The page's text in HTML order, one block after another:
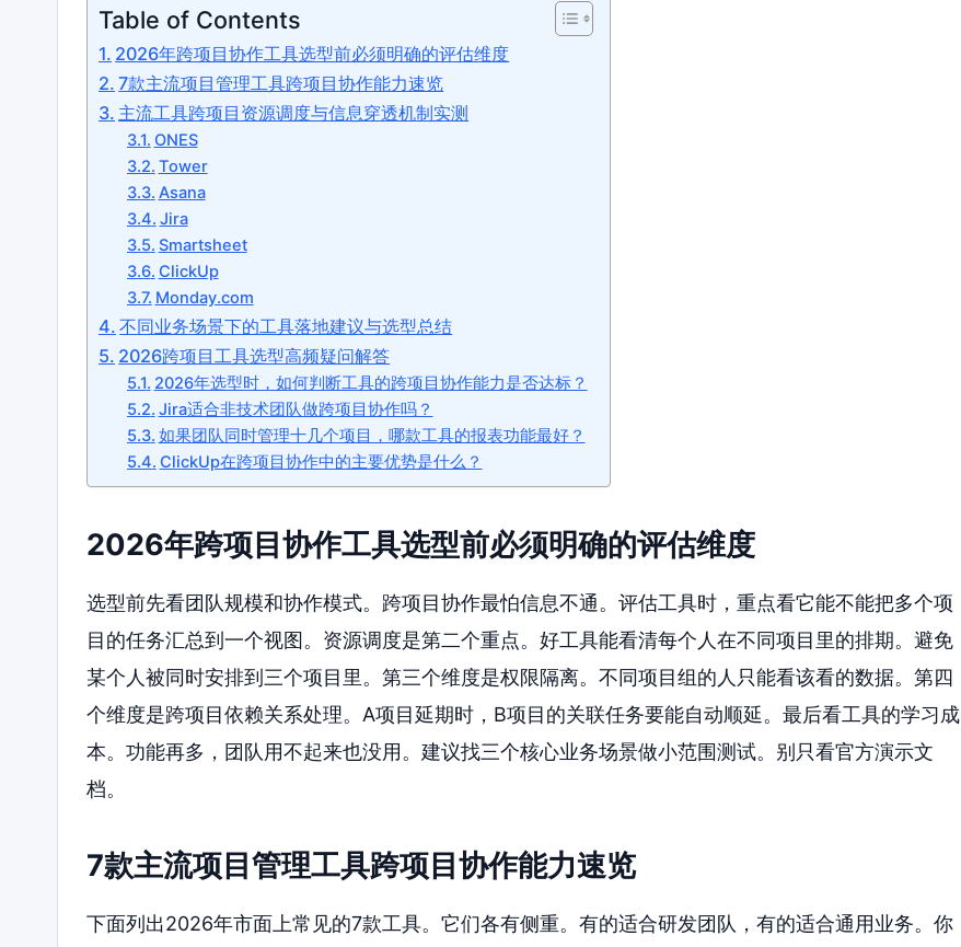
Table of Contents
2026年跨项目协作工具选型前必须明确的评估维度
7款主流项目管理工具跨项目协作能力速览
主流工具跨项目资源调度与信息穿透机制实测
ONES
Tower
Asana
Jira
Smartsheet
ClickUp
Monday.com
不同业务场景下的工具落地建议与选型总结
2026跨项目工具选型高频疑问解答
2026年选型时，如何判断工具的跨项目协作能力是否达标？
Jira适合非技术团队做跨项目协作吗？
如果团队同时管理十几个项目，哪款工具的报表功能最好？
ClickUp在跨项目协作中的主要优势是什么？
2026年跨项目协作工具选型前必须明确的评估维度
选型前先看团队规模和协作模式。跨项目协作最怕信息不通。评估工具时，重点看它能不能把多个项
目的任务汇总到一个视图。资源调度是第二个重点。好工具能看清每个人在不同项目里的排期。避免
某个人被同时安排到三个项目里。第三个维度是权限隔离。不同项目组的人只能看该看的数据。第四
个维度是跨项目依赖关系处理。A项目延期时，B项目的关联任务要能自动顺延。最后看工具的学习成
本。功能再多，团队用不起来也没用。建议找三个核心业务场景做小范围测试。别只看官方演示文
档。
7款主流项目管理工具跨项目协作能力速览
下面列出2026年市面上常见的7款工具。它们各有侧重。有的适合研发团队，有的适合通用业务。你